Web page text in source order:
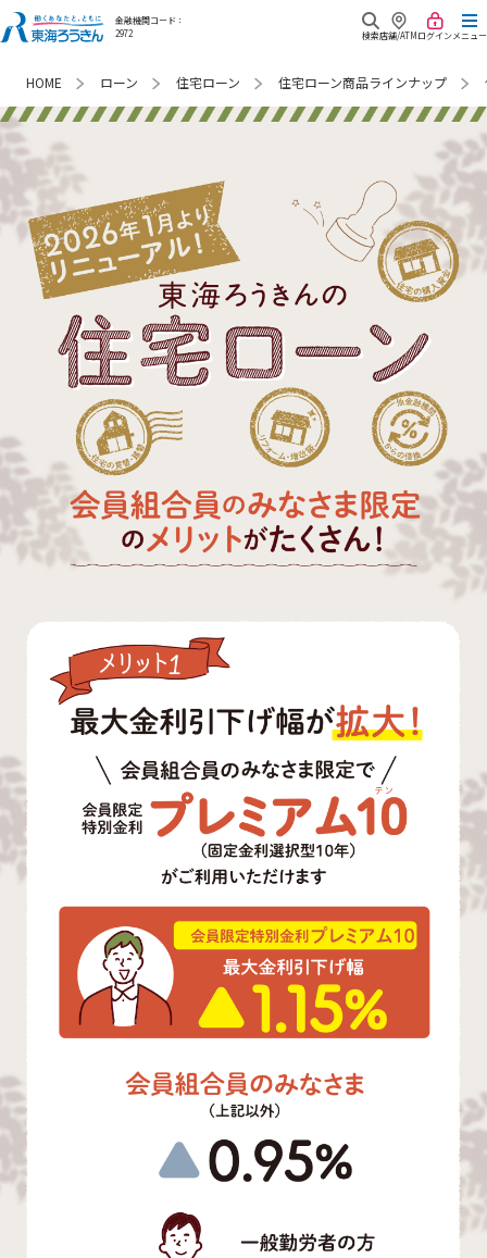
金融機関コード：
2972
検索店舗/ATMログインメニュー
キャンペーン
重要な
お知らせ
東海ろうきん
について
採用情報
商品・サービス
預金・資産運用
ローン
各種サービス
相続
共済・保険
団体向けサービス
来店相談予約
Webローン申込み
よくあるご質問
各種お問合せ
各種帳票ダウンロード
あなたが最近みたページ
HOME ローン 住宅ローン 住宅ローン商品ラインナップ